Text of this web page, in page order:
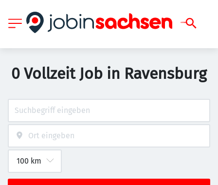
0 Vollzeit Job in Ravensburg